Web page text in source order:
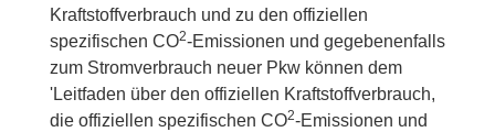
Kraftstoffverbrauch und zu den offiziellen
spezifischen CO2-Emissionen und gegebenenfalls
zum Stromverbrauch neuer Pkw können dem
'Leitfaden über den offiziellen Kraftstoffverbrauch,
die offiziellen spezifischen CO2-Emissionen und